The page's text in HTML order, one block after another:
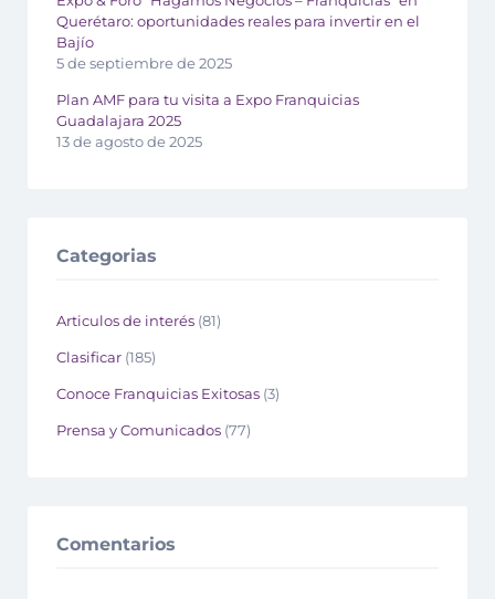
Querétaro: oportunidades reales para invertir en el
Bajío
5 de septiembre de 2025
Plan AMF para tu visita a Expo Franquicias
Guadalajara 2025
13 de agosto de 2025
Categorias
Articulos de interés (81)
Clasificar (185)
Conoce Franquicias Exitosas (3)
Prensa y Comunicados (77)
Comentarios